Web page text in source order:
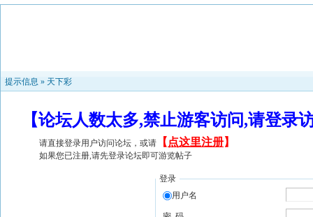
提示信息 » 天下彩
【论坛人数太多,禁止游客访问,请登
请直接登录用户访问论坛，或请 【 点这里注册】
如果您已注册,请先登录论坛即可游览帖子
登录
用户名